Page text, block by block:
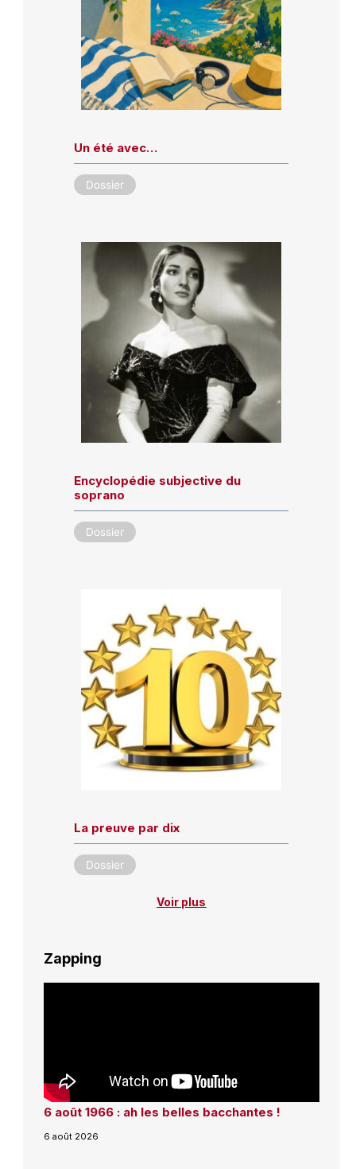
Un été avec…
Dossier
Encyclopédie subjective du
soprano
Dossier
La preuve par dix
Dossier
Voir plus
Zapping
6 août 1966 : ah les belles bacchantes !
6 août 2026